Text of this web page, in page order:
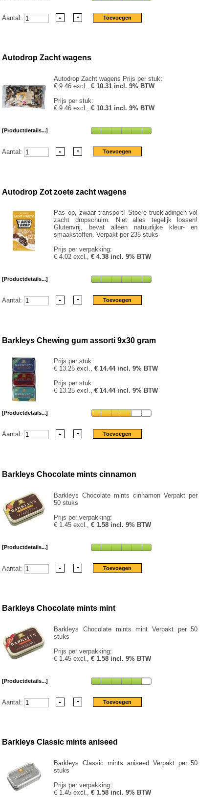
Aantal:
Autodrop Zacht wagens
Autodrop Zacht wagens Prijs per stuk:
€ 9.46 excl.,€ 10.31 incl. 9% BTW
Prijs per stuk:
€ 9.46 excl.,€ 10.31 incl. 9% BTW
[Productdetails...]
Aantal:
Autodrop Zot zoete zacht wagens
Pas op, zwaar transport! Stoere truckladingen vol
zacht dropschuim. Niet alles tegelijk lossen!
Glutenvrij, bevat alleen natuurlijke kleur- en
smaakstoffen. Verpakt per 235 stuks
Prijs per verpakking:
€ 4.02 excl.,€ 4.38 incl. 9% BTW
[Productdetails...]
Aantal:
Barkleys Chewing gum assorti 9x30 gram
Prijs per stuk:
€ 13.25 excl.,€ 14.44 incl. 9% BTW
Prijs per stuk:
€ 13.25 excl.,€ 14.44 incl. 9% BTW
[Productdetails...]
Aantal:
Barkleys Chocolate mints cinnamon
Barkleys Chocolate mints cinnamon Verpakt per
50 stuks
Prijs per verpakking:
€ 1.45 excl.,€ 1.58 incl. 9% BTW
[Productdetails...]
Aantal:
Barkleys Chocolate mints mint
Barkleys Chocolate mints mint Verpakt per 50
stuks
Prijs per verpakking:
€ 1.45 excl.,€ 1.58 incl. 9% BTW
[Productdetails...]
Aantal:
Barkleys Classic mints aniseed
Barkleys Classic mints aniseed Verpakt per 50
stuks
Prijs per verpakking:
€ 1.45 excl.,€ 1.58 incl. 9% BTW